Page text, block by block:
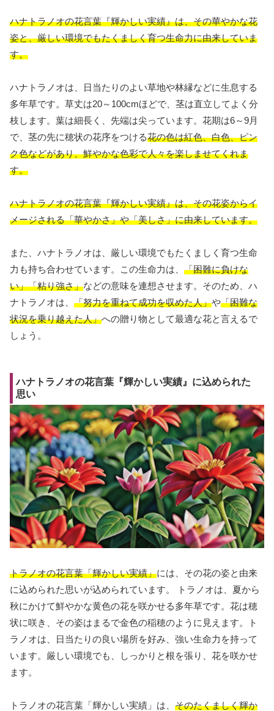
ハナトラノオの花言葉『輝かしい実績』は、その華やかな花
姿と、厳しい環境でもたくましく育つ生命力に由来していま
す。
ハナトラノオは、日当たりのよい草地や林縁などに生息する
多年草です。草丈は20～100cmほどで、茎は直立してよく分
枝します。葉は細長く、先端は尖っています。花期は6～9月
で、茎の先に穂状の花序をつける花の色は紅色、白色、ピン
ク色などがあり、鮮やかな色彩で人々を楽しませてくれま
す。
ハナトラノオの花言葉『輝かしい実績』は、その花姿からイ
メージされる「華やかさ」や「美しさ」に由来しています。
また、ハナトラノオは、厳しい環境でもたくましく育つ生命
力も持ち合わせています。この生命力は、 「困難に負けな
い」「粘り強さ」などの意味を連想させます。そのため、ハ
ナトラノオは、 「努力を重ねて成功を収めた人」や「困難な
状況を乗り越えた人」への贈り物として最適な花と言えるで
しょう。
ハナトラノオの花言葉『輝かしい実績』に込められた
思い
トラノオの花言葉「輝かしい実績」には、その花の姿と由来
に込められた思いが込められています。 トラノオは、夏から
秋にかけて鮮やかな黄色の花を咲かせる多年草です。花は穂
状に咲き、その姿はまるで金色の稲穂のように見えます。ト
ラノオは、日当たりの良い場所を好み、強い生命力を持って
います。厳しい環境でも、しっかりと根を張り、花を咲かせ
ます。
トラノオの花言葉「輝かしい実績」は、 そのたくましく輝か